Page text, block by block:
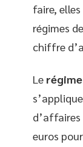
faire,
régimes
chiffre
Le
d’affaires
euros